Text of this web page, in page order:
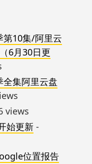
第10集/阿里云
6月30日更
全集阿里云盘
views
始更新-
位置报告